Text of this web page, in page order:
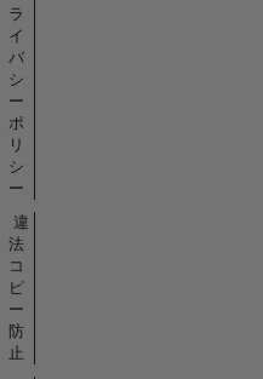
ラ
イ
バ
シ
ー
ポ
リ
シ
ー
違
法
コ
ピ
ー
防
止